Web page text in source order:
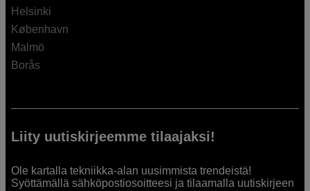
Helsinki
København
Malmö
Borås
Liity uutiskirjeemme tilaajaksi!
Ole kartalla tekniikka-alan uusimmista trendeistä!
Syöttämällä sähköpostiosoitteesi ja tilaamalla uutiskirjeen